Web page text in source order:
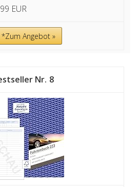
EUR
*Zum Angebot »
8